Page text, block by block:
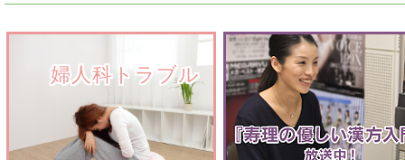
婦人科トラブル